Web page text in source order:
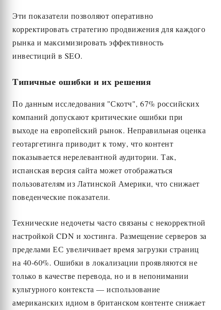
Эти показатели позволяют оперативно
корректировать стратегию продвижения для каждого
рынка и максимизировать эффективность
инвестиций в SEO.
Типичные ошибки и их решения
По данным исследования "Скотч", 67% российских
компаний допускают критические ошибки при
выходе на европейский рынок. Неправильная оценка
геотаргетинга приводит к тому, что контент
показывается нерелевантной аудитории. Так,
испанская версия сайта может отображаться
пользователям из Латинской Америки, что снижает
поведенческие показатели.
Технические недочеты часто связаны с некорректной
настройкой CDN и хостинга. Размещение серверов за
пределами ЕС увеличивает время загрузки страниц
на 40-60%. Ошибки в локализации проявляются не
только в качестве перевода, но и в непонимании
культурного контекста — использование
американских идиом в британском контенте снижает